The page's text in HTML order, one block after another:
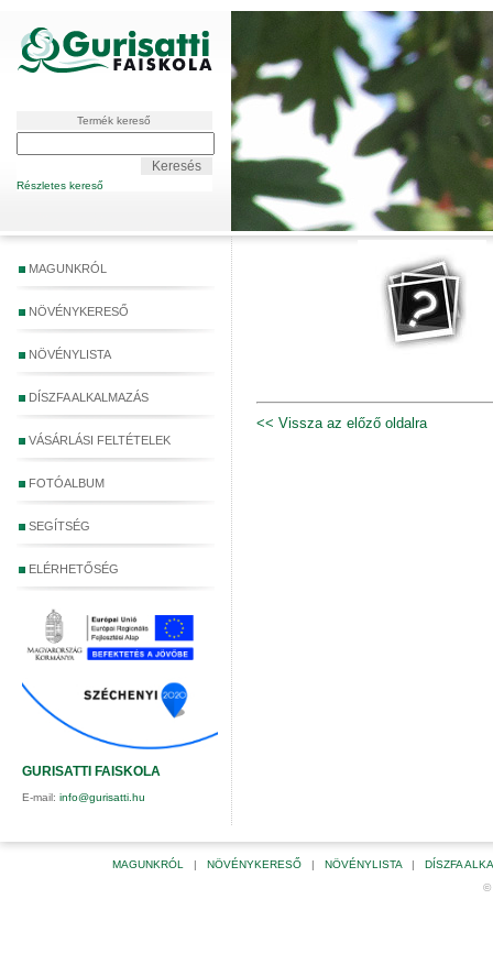
Termék kereső
Részletes kereső
MAGUNKRÓL
NÖVÉNYKERESŐ
NÖVÉNYLISTA
DÍSZFA ALKALMAZÁS
VÁSÁRLÁSI FELTÉTELEK
FOTÓALBUM
SEGÍTSÉG
ELÉRHETŐSÉG
GURISATTI FAISKOLA
E-mail: info@gurisatti.hu
<< Vissza az előző oldalra
MAGUNKRÓL | NÖVÉNYKERESŐ | NÖVÉNYLISTA |
DÍSZFA
©